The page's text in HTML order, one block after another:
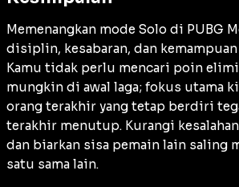
Memenangkan mode Solo di PUBG
disiplin, kesabaran, dan kemampuan
Kamu tidak perlu mencari poin
mungkin di awal laga; fokus utama
orang terakhir yang tetap berdiri
terakhir menutup. Kurangi
dan biarkan sisa pemain lain saling
satu sama lain.